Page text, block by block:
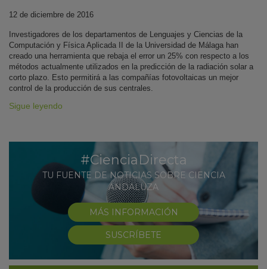
12 de diciembre de 2016
Investigadores de los departamentos de Lenguajes y Ciencias de la
Computación y Física Aplicada II de la Universidad de Málaga han
creado una herramienta que rebaja el error un 25% con respecto a los
métodos actualmente utilizados en la predicción de la radiación solar a
corto plazo. Esto permitirá a las compañías fotovoltaicas un mejor
control de la producción de sus centrales.
Sigue leyendo
#CienciaDirecta
TU FUENTE DE NOTICIAS SOBRE CIENCIA
ANDALUZA
MÁS INFORMACIÓN
SUSCRÍBETE